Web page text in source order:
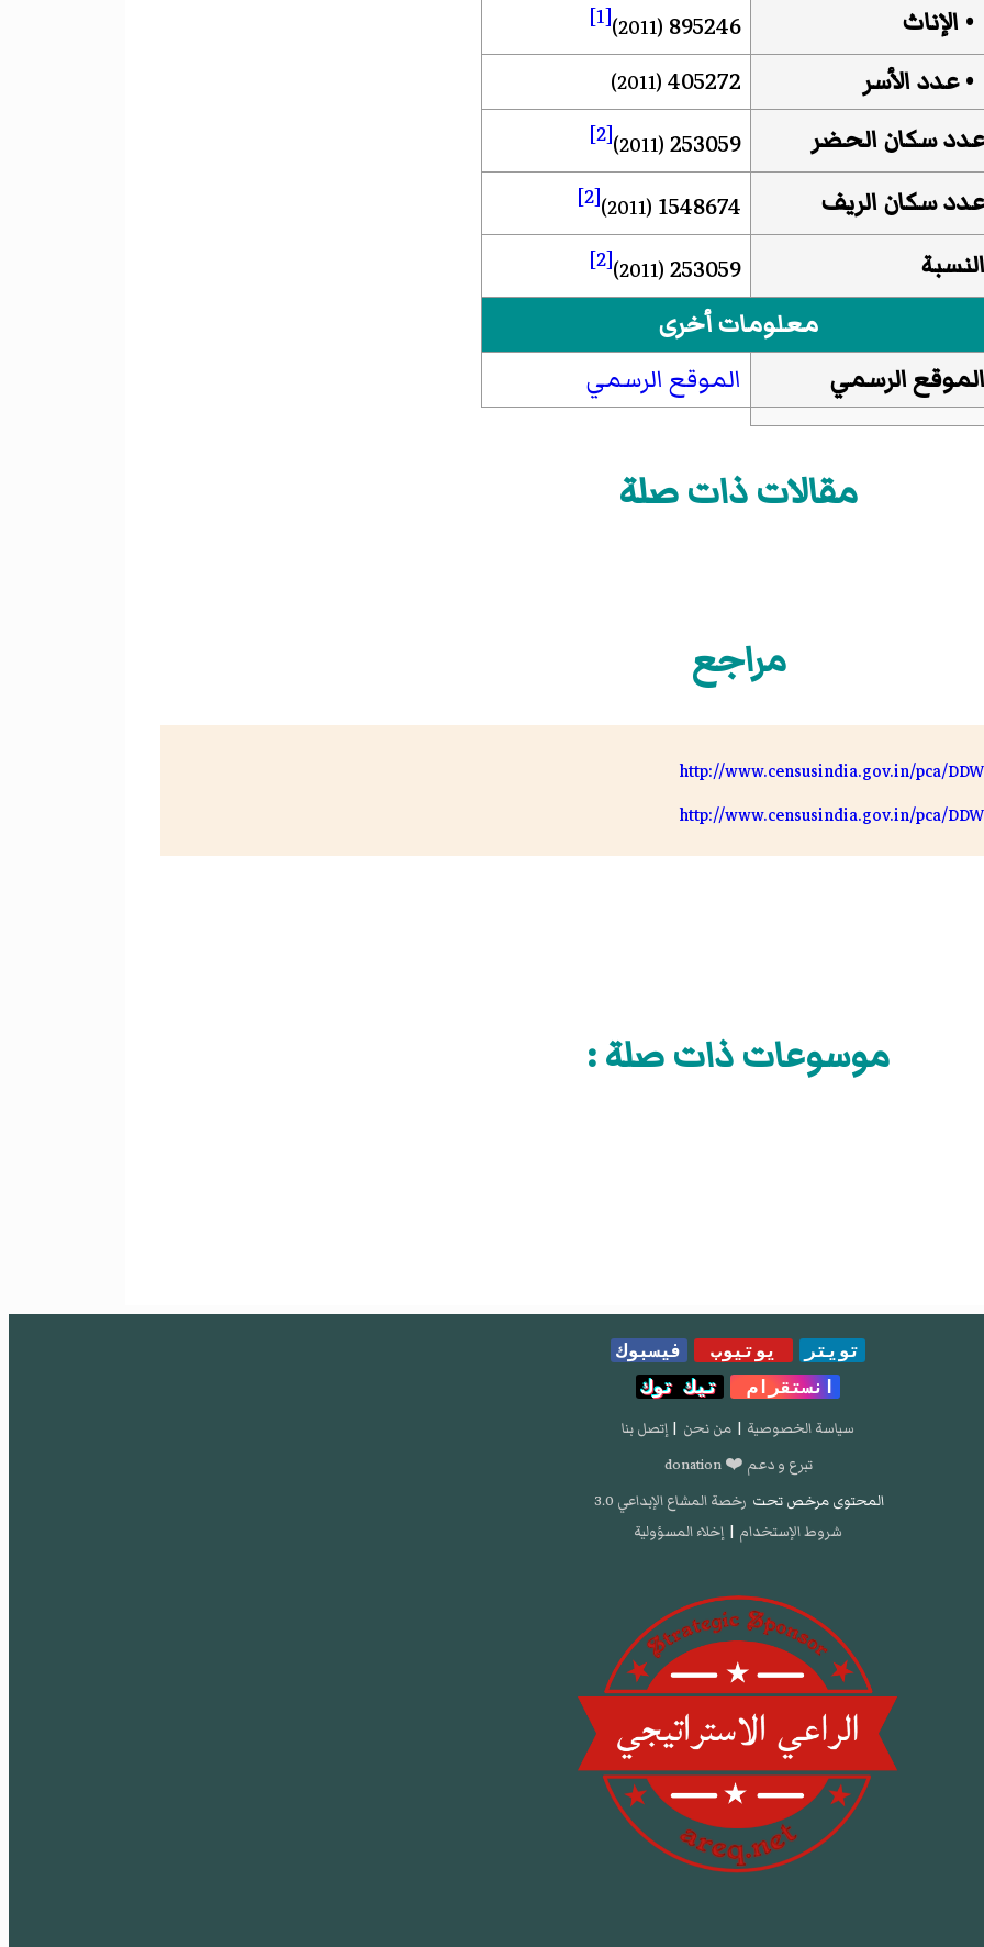
• الإناث 895246
(2011)
[1]
• عدد الأسر 405272
(2011)
عدد سكان الحضر 253059
(2011)
[2]
عدد سكان الريف 1548674
(2011)
[2]
النسبة 253059
(2011)
[2]
معلومات أخرى
الموقع الرسمي
الموقع الرسمي
مقالات ذات صلة
مراجع
http://www.censusindia.gov.in/pca/
http://www.censusindia.gov.in/pca/
موسوعات ذات صلة :
تويتر يوتيوب
فيسبوك
انستقرام
تيك توك
سياسة الخصوصية | من نحن | إتصل بنا
تبرع و دعم ❤️ donation
المحتوى مرخص تحت رخصة المشاع الإبداعي 3.0
شروط الإستخدام | إخلاء المسؤولية